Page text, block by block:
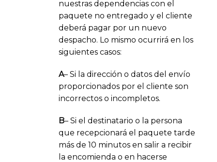
nuestras dependencias con el
paquete no entregado y el cliente
deberá pagar por un nuevo
despacho. Lo mismo ocurrirá en los
siguientes casos:
A– Si la dirección o datos del envío
proporcionados por el cliente son
incorrectos o incompletos.
B– Si el destinatario o la persona
que recepcionará el paquete tarde
más de 10 minutos en salir a recibir
la encomienda o en hacerse